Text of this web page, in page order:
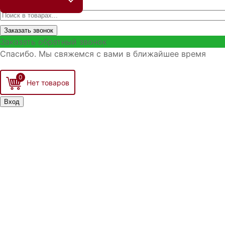
Заказать звонок
Заказать обратный звонок
Спасибо. Мы свяжемся с вами в ближайшее время
0
Вход